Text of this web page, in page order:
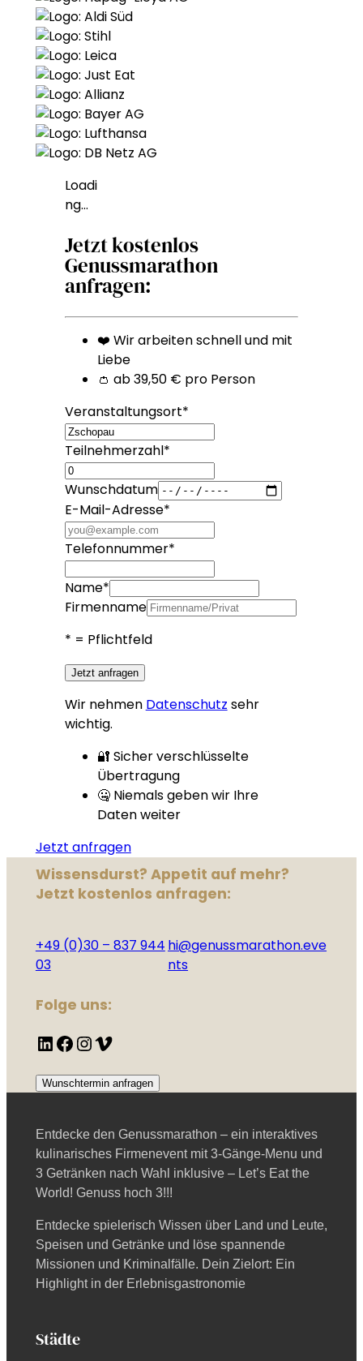
Loadi
ng…
Jetzt kostenlos
Genussmarathon
anfragen:
❤️ Wir arbeiten schnell und mit
Liebe
👛 ab 39,50 € pro Person
Veranstaltungsort*
Teilnehmerzahl*
Wunschdatum
E-Mail-Adresse*
Telefonnummer*
Name*
Firmenname
* = Pflichtfeld
Jetzt anfragen
Wir nehmen Datenschutz sehr
wichtig.
🔐 Sicher verschlüsselte
Übertragung
🤐 Niemals geben wir Ihre
Daten weiter
Jetzt anfragen
Wissensdurst? Appetit auf mehr?
Jetzt kostenlos anfragen:
+49 (0)30 – 837 944
03
hi@genussmarathon.eve
nts
Folge uns:
LinkedIn Facebook InstagramVimeo
Wunschtermin anfragen
Entdecke den Genussmarathon – ein interaktives
kulinarisches Firmenevent mit 3-Gänge-Menu und
3 Getränken nach Wahl inklusive – Let’s Eat the
World! Genuss hoch 3!!!
Entdecke spielerisch Wissen über Land und Leute,
Speisen und Getränke und löse spannende
Missionen und Kriminalfälle. Dein Zielort: Ein
Highlight in der Erlebnisgastronomie
Städte